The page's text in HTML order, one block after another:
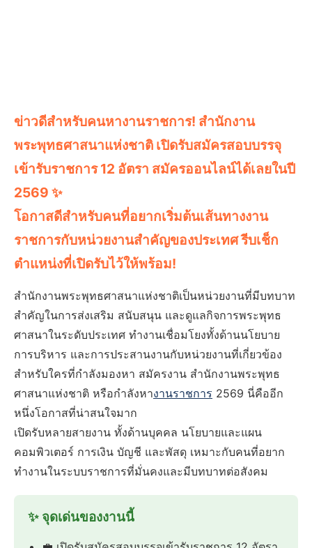
ข่าวดีสำหรับคนหางานราชการ! สำนักงาน
พระพุทธศาสนาแห่งชาติ เปิดรับสมัครสอบบรรจุ
เข้ารับราชการ 12 อัตรา สมัครออนไลน์ได้เลยในปี
2569 ✨
โอกาสดีสำหรับคนที่อยากเริ่มต้นเส้นทางงาน
ราชการกับหน่วยงานสำคัญของประเทศ รีบเช็ก
ตำแหน่งที่เปิดรับไว้ให้พร้อม!
สำนักงานพระพุทธศาสนาแห่งชาติเป็นหน่วยงานที่มีบทบาท
สำคัญในการส่งเสริม สนับสนุน และดูแลกิจการพระพุทธ
ศาสนาในระดับประเทศ ทำงานเชื่อมโยงทั้งด้านนโยบาย
การบริหาร และการประสานงานกับหน่วยงานที่เกี่ยวข้อง
สำหรับใครที่กำลังมองหา สมัครงาน สำนักงานพระพุทธ
ศาสนาแห่งชาติ หรือกำลังหางานราชการ 2569 นี่คืออีก
หนึ่งโอกาสที่น่าสนใจมาก
เปิดรับหลายสายงาน ทั้งด้านบุคคล นโยบายและแผน
คอมพิวเตอร์ การเงิน บัญชี และพัสดุ เหมาะกับคนที่อยาก
ทำงานในระบบราชการที่มั่นคงและมีบทบาทต่อสังคม
✨ จุดเด่นของงานนี้